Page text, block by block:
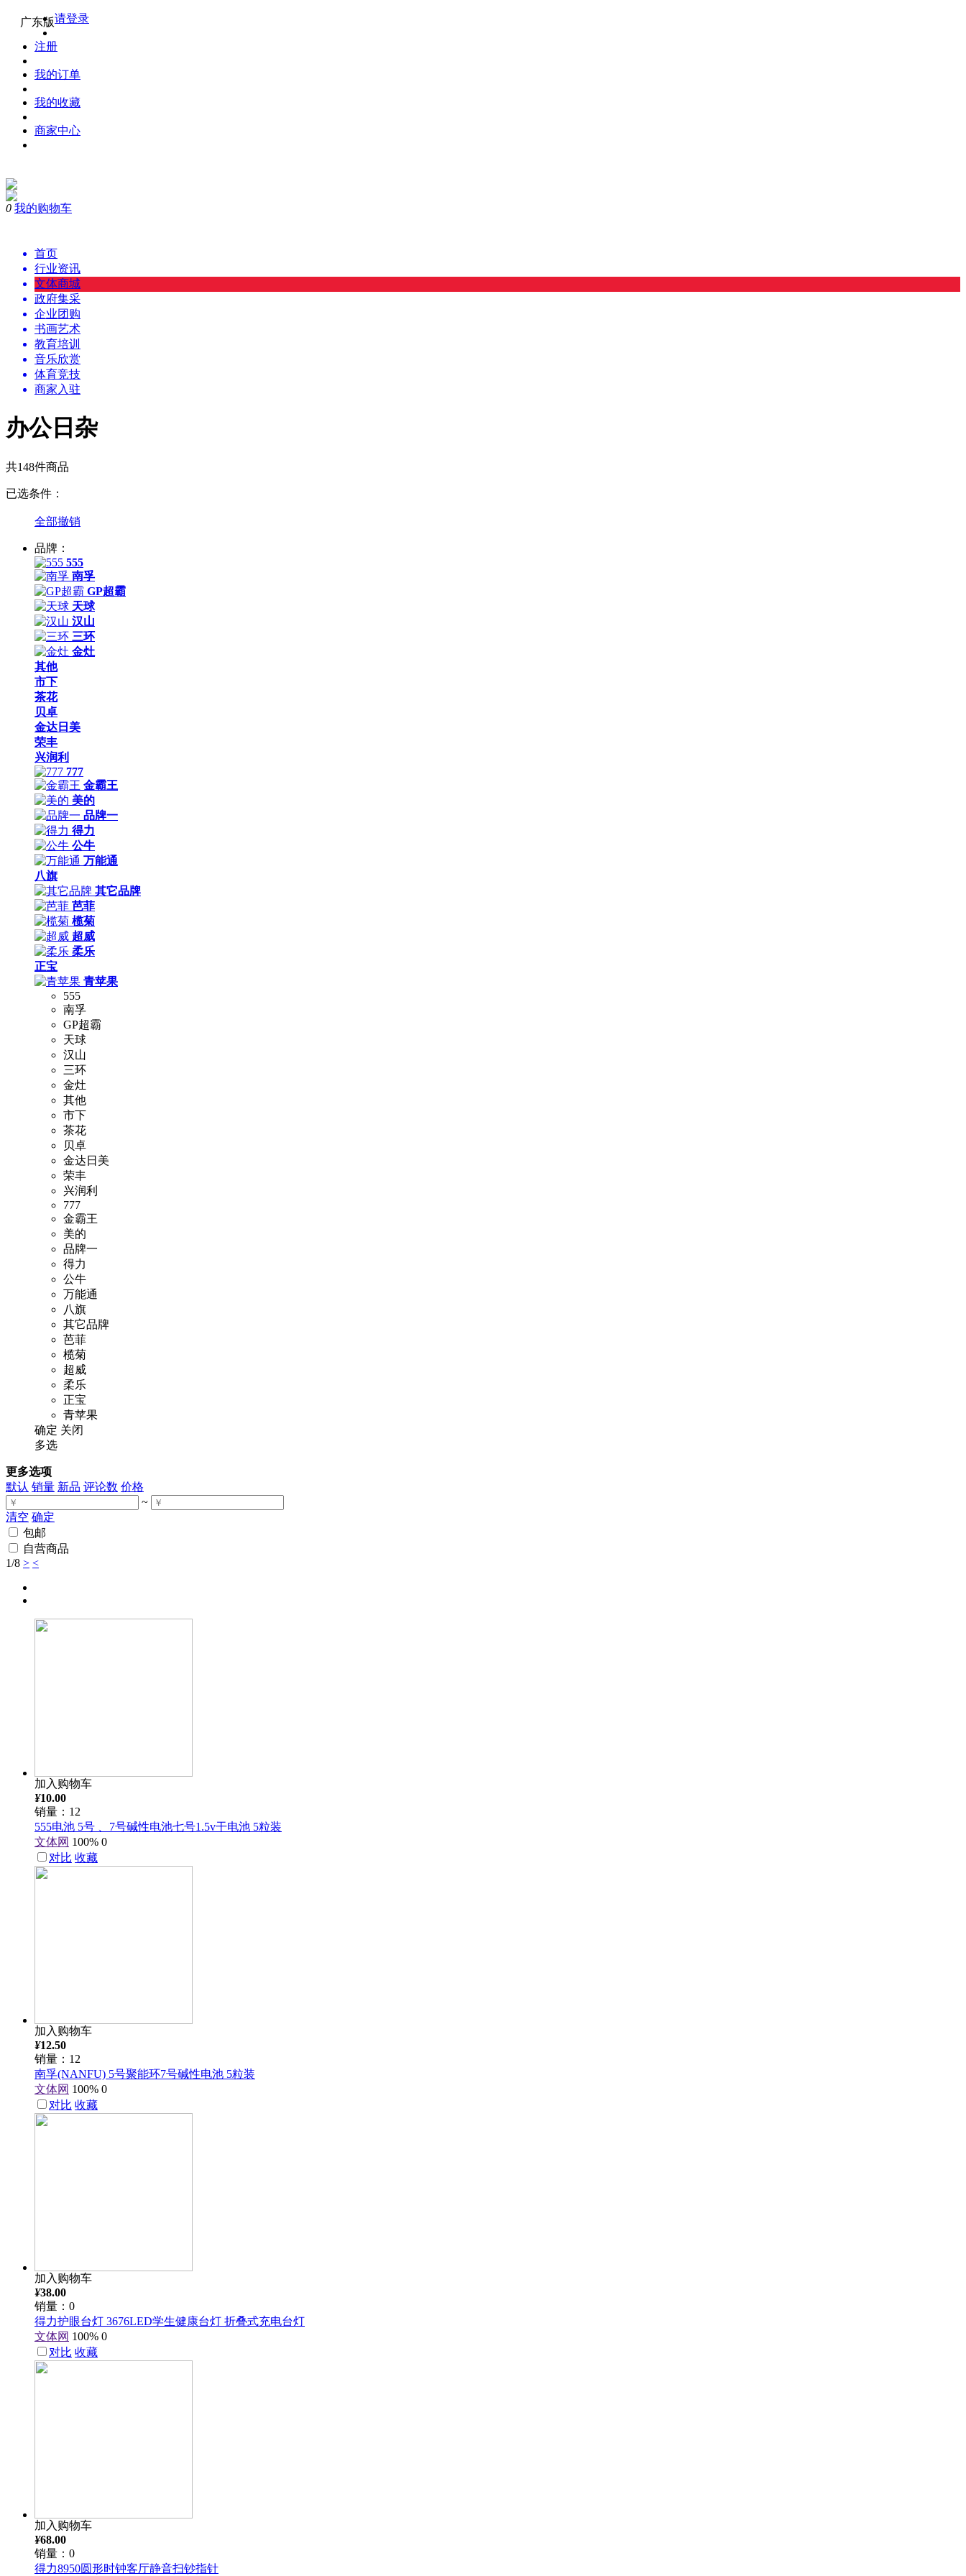
广东版请登录
注册
我的订单
我的收藏
商家中心
0 我的购物车
首页
行业资讯
文体商城
政府集采
企业团购
书画艺术
教育培训
音乐欣赏
体育竞技
商家入驻
办公日杂
共148件商品
已选条件：
全部撤销
品牌：
555
南孚
GP超霸
天球
汉山
三环
金灶
其他
市下
茶花
贝卓
金达日美
荣丰
兴润利
777
金霸王
美的
品牌一
得力
公牛
万能通
八旗
其它品牌
芭菲
榄菊
超威
柔乐
正宝
青苹果
555
南孚
GP超霸
天球
汉山
三环
金灶
其他
市下
茶花
贝卓
金达日美
荣丰
兴润利
777
金霸王
美的
品牌一
得力
公牛
万能通
八旗
其它品牌
芭菲
榄菊
超威
柔乐
正宝
青苹果
确定 关闭
多选
更多选项
默认 销量 新品 评论数 价格
~
清空 确定
包邮
自营商品
1/8 > <
加入购物车
¥10.00
销量：12
555电池 5号 、7号碱性电池七号1.5v干电池 5粒装
文体网 100% 0
对比 收藏
加入购物车
¥12.50
销量：12
南孚(NANFU) 5号聚能环7号碱性电池 5粒装
文体网 100% 0
对比 收藏
加入购物车
¥38.00
销量：0
得力护眼台灯 3676LED学生健康台灯 折叠式充电台灯
文体网 100% 0
对比 收藏
加入购物车
¥68.00
销量：0
得力8950圆形时钟客厅静音扫钞指针